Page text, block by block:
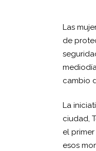
Las
de
cambio
La
ciudad,
el
esos